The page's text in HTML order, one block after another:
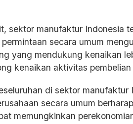
sektor manufaktur Indonesia
secara umum
yang mendukung kenaikan
kenaikan aktivitas
di sektor
secara umum
memungkinkan